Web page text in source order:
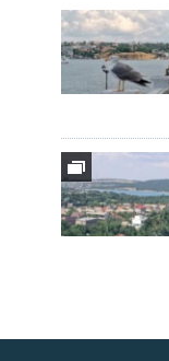
Русский